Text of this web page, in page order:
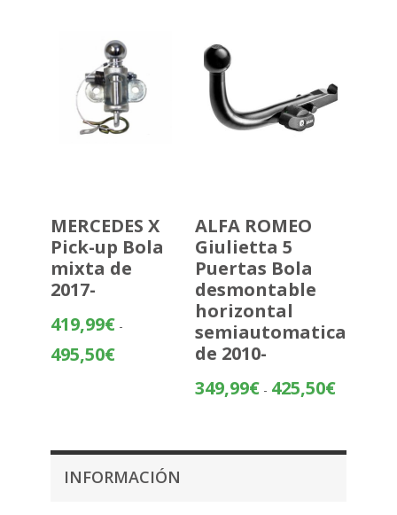
MERCEDES X
Pick-up Bola
mixta de
2017-
419,99€ -
495,50€Rango
hasta
495,50€
ALFA ROMEO
Giulietta 5
Puertas Bola
desmontable
horizontal
semiautomatica
de 2010-
349,99€ - 425,50€Rango
INFORMACIÓN